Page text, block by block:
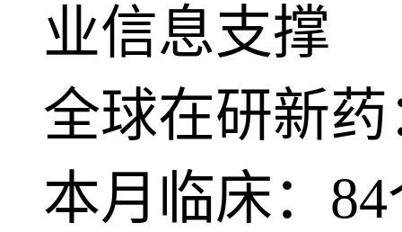
业信息支撑
全球在研新药
本月临床： 84